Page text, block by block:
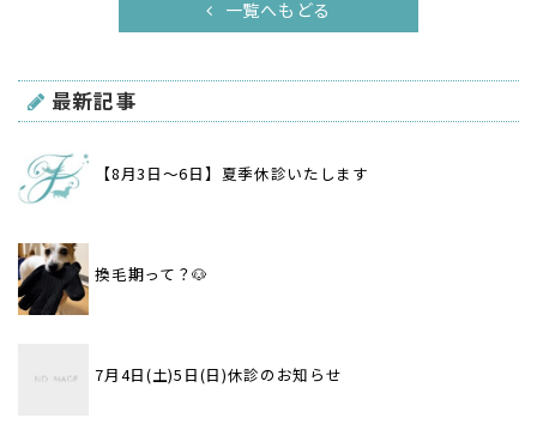
一覧へもどる
最新記事
【8月3日〜6日】夏季休診いたします
換毛期って？🐶
7月4日(土)5日(日)休診のお知らせ